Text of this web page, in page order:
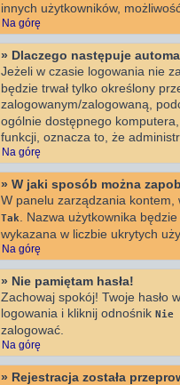
innych użytkowników,
Na górę
» Dlaczego następuje
Jeżeli w czasie logowania nie
będzie trwał tylko określony
zalogowanym/zalogowaną,
ogólnie dostępnego
funkcji, oznacza to, że
Na górę
» W jaki sposób można
W panelu zarządzania kontem,
Tak . Nazwa użytkownika
wykazana w liczbie ukrytych
Na górę
» Nie pamiętam hasła!
Zachowaj spokój! Twoje hasło
logowania i kliknij odnośnik Nie
zalogować.
Na górę
» Rejestracja została